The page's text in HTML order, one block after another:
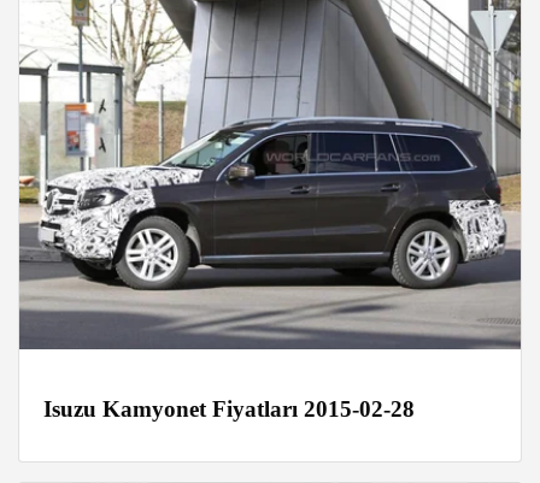
Isuzu Kamyonet Fiyatları 2015-02-28